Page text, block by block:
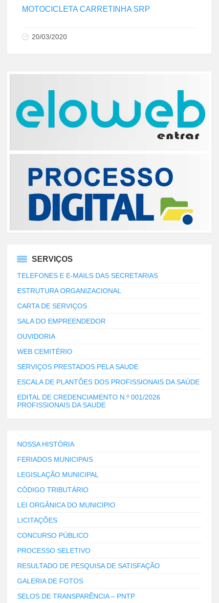
MOTOCICLETA CARRETINHA SRP
20/03/2020
SERVIÇOS
TELEFONES E E-MAILS DAS SECRETARIAS
ESTRUTURA ORGANIZACIONAL
CARTA DE SERVIÇOS
SALA DO EMPREENDEDOR
OUVIDORIA
WEB CEMITÉRIO
SERVIÇOS PRESTADOS PELA SAUDE
ESCALA DE PLANTÕES DOS PROFISSIONAIS DA SAÚDE
EDITAL DE CREDENCIAMENTO N.º 001/2026
PROFISSIONAIS DA SAUDE
NOSSA HISTÓRIA
FERIADOS MUNICIPAIS
LEGISLAÇÃO MUNICIPAL
CÓDIGO TRIBUTÁRIO
LEI ORGÂNICA DO MUNICIPIO
LICITAÇÕES
CONCURSO PÚBLICO
PROCESSO SELETIVO
RESULTADO DE PESQUISA DE SATISFAÇÃO
GALERIA DE FOTOS
SELOS DE TRANSPARÊNCIA – PNTP